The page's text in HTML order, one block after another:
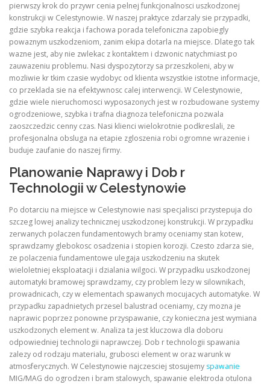
pierwszy krok do przywr cenia pelnej funkcjonalnosci uszkodzonej
konstrukcji w Celestynowie. W naszej praktyce zdarzaly sie przypadki,
gdzie szybka reakcja i fachowa porada telefoniczna zapobiegly
powaznym uszkodzeniom, zanim ekipa dotarla na miejsce. Dlatego tak
wazne jest, aby nie zwlekac z kontaktem i dzwonic natychmiast po
zauwazeniu problemu. Nasi dyspozytorzy sa przeszkoleni, aby w
mozliwie kr tkim czasie wydobyc od klienta wszystkie istotne informacje,
co przeklada sie na efektywnosc calej interwencji. W Celestynowie,
gdzie wiele nieruchomosci wyposazonych jest w rozbudowane systemy
ogrodzeniowe, szybka i trafna diagnoza telefoniczna pozwala
zaoszczedzic cenny czas. Nasi klienci wielokrotnie podkreslali, ze
profesjonalna obsluga na etapie zgloszenia robi ogromne wrazenie i
buduje zaufanie do naszej firmy.
Planowanie Naprawy i Dob r
Technologii w Celestynowie
Po dotarciu na miejsce w Celestynowie nasi specjalisci przystepuja do
szczeg lowej analizy technicznej uszkodzonej konstrukcji. W przypadku
zerwanych polaczen fundamentowych bramy oceniamy stan kotew,
sprawdzamy glebokosc osadzenia i stopien korozji. Czesto zdarza sie,
ze polaczenia fundamentowe ulegaja uszkodzeniu na skutek
wieloletniej eksploatacji i dzialania wilgoci. W przypadku uszkodzonej
automatyki bramowej sprawdzamy, czy problem lezy w silownikach,
prowadnicach, czy w elementach spawanych mocujacych automatyke. W
przypadku zapadnietych przesel balustrad oceniamy, czy mozna je
naprawic poprzez ponowne przyspawanie, czy konieczna jest wymiana
uszkodzonych element w. Analiza ta jest kluczowa dla doboru
odpowiedniej technologii naprawczej. Dob r technologii spawania
zalezy od rodzaju materialu, grubosci element w oraz warunk w
atmosferycznych. W Celestynowie najczesciej stosujemy spawanie
MIG/MAG do ogrodzen i bram stalowych, spawanie elektroda otulona